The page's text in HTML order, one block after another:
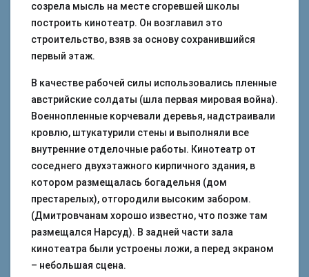
созрела мысль на месте сгоревшей школы
построить кинотеатр. Он возглавил это
строительство, взяв за основу сохранившийся
первый этаж.
В качестве рабочей силы использовались пленные
австрийские солдаты (шла первая мировая война).
Военнопленные корчевали деревья, надстраивали
кровлю, штукатурили стены и выполняли все
внутренние отделочные работы. Кинотеатр от
соседнего двухэтажного кирпичного здания, в
котором размещалась богадельня (дом
престарелых), отгородили высоким забором.
(Дмитровчанам хорошо известно, что позже там
размещался Нарсуд). В задней части зала
кинотеатра были устроены ложи, а перед экраном
– небольшая сцена.